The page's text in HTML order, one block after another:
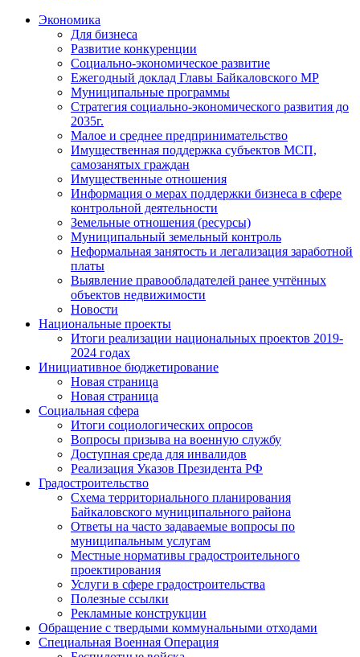
Экономика
Для бизнеса
Развитие конкуренции
Социально-экономическое развитие
Ежегодный доклад Главы Байкаловского МР
Муниципальные программы
Стратегия социально-экономического развития до
2035г.
Малое и среднее предпринимательство
Имущественная поддержка субъектов МСП,
самозанятых граждан
Имущественные отношения
Информация о мерах поддержки бизнеса в сфере
контрольной деятельности
Земельные отношения (ресурсы)
Муниципальный земельный контроль
Неформальная занятость и легализация заработной
платы
Выявление правообладателей ранее учтённых
объектов недвижимости
Новости
Национальные проекты
Итоги реализации национальных проектов 2019-
2024 годах
Инициативное бюджетирование
Новая страница
Новая страница
Социальная сфера
Итоги социологических опросов
Вопросы призыва на военную службу
Доступная среда для инвалидов
Реализация Указов Президента РФ
Градостроительство
Схема территориального планирования
Байкаловского муниципального района
Ответы на часто задаваемые вопросы по
муниципальным услугам
Местные нормативы градостроительного
проектирования
Услуги в сфере градостроительства
Полезные ссылки
Рекламные конструкции
Обращение с твердыми коммунальными отходами
Специальная Военная Операция